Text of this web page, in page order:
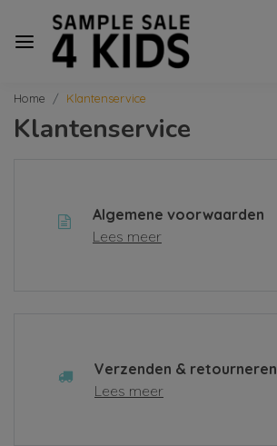
Home Klantenservice
Klantenservice
Algemene voorwaarden
Lees meer
Verzenden & retourneren
Lees meer